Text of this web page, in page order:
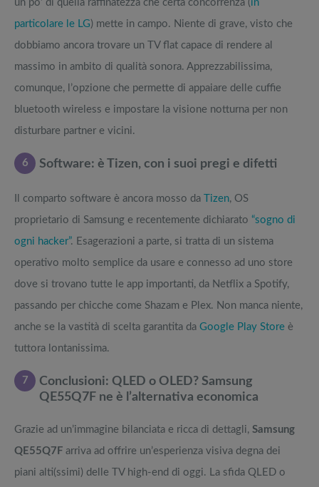
un po’ di quella raffinatezza che certa concorrenza (in
particolare le LG) mette in campo. Niente di grave, visto che
dobbiamo ancora trovare un TV flat capace di rendere al
massimo in ambito di qualità sonora. Apprezzabilissima,
comunque, l’opzione che permette di appaiare delle cuffie
bluetooth wireless e impostare la visione notturna per non
disturbare partner e vicini.
6 Software: è Tizen, con i suoi pregi e difetti
Il comparto software è ancora mosso da Tizen, OS
proprietario di Samsung e recentemente dichiarato “sogno di
ogni hacker”. Esagerazioni a parte, si tratta di un sistema
operativo molto semplice da usare e connesso ad uno store
dove si trovano tutte le app importanti, da Netflix a Spotify,
passando per chicche come Shazam e Plex. Non manca niente,
anche se la vastità di scelta garantita da Google Play Store è
tuttora lontanissima.
7
Conclusioni: QLED o OLED? Samsung
QE55Q7F ne è l’alternativa economica
Grazie ad un’immagine bilanciata e ricca di dettagli, Samsung
QE55Q7F arriva ad offrire un’esperienza visiva degna dei
piani alti(ssimi) delle TV high-end di oggi. La sfida QLED o